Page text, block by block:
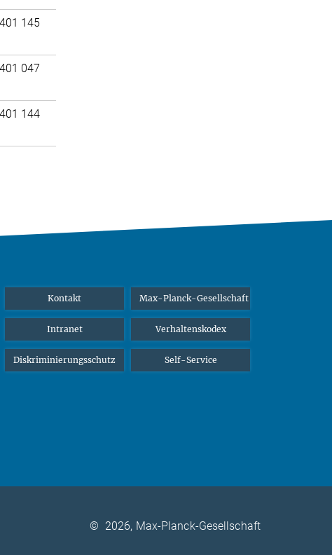
145
047
144
Kontakt Max-Planck-Gesellschaft
Intranet Verhaltenskodex
Diskriminierungsschutz Self-Service
© 2026, Max-Planck-Gesellschaft